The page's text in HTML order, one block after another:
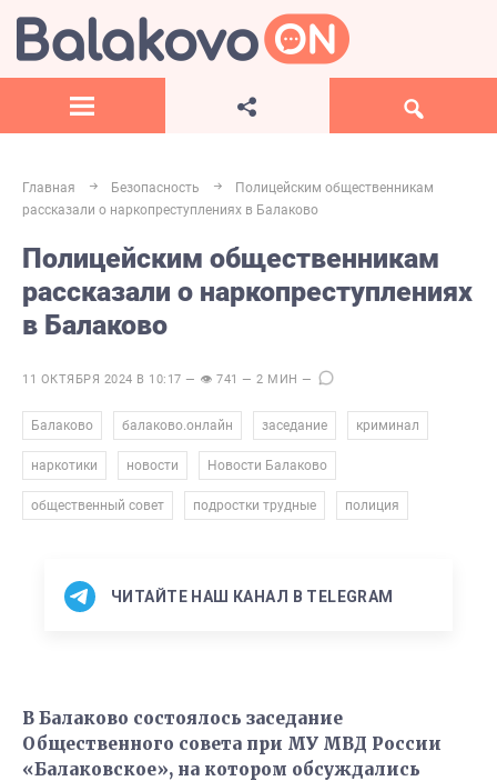
Главная Безопасность
Полицейским общественникам
рассказали о наркопреступлениях в Балаково
Полицейским общественникам
рассказали о наркопреступлениях
в Балаково
11 ОКТЯБРЯ 2024 В 10:17 — 👁 741 — 2 МИН —
Балаково балаково.онлайн заседание криминал
наркотики новости Новости Балаково
общественный совет подростки трудные полиция
ЧИТАЙТЕ НАШ КАНАЛ В TELEGRAM
В Балаково состоялось заседание
Общественного совета при МУ МВД России
«Балаковское», на котором обсуждались